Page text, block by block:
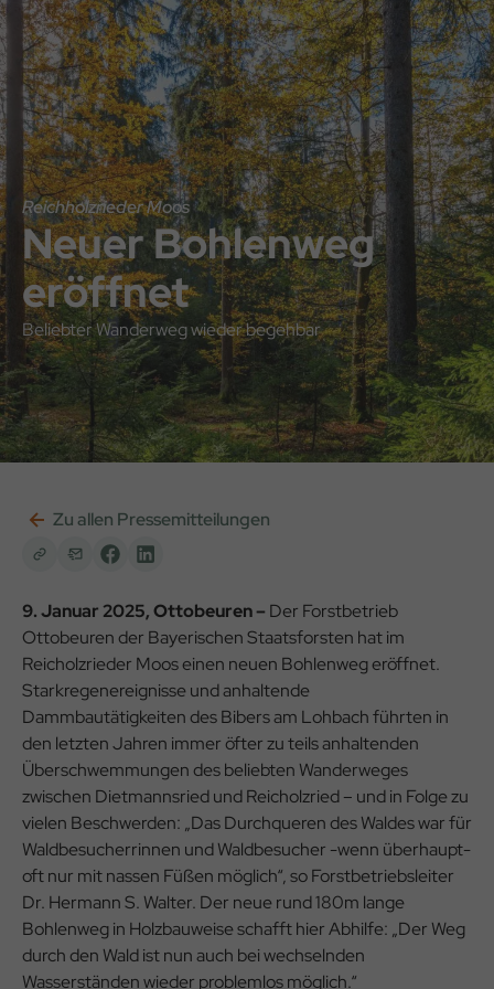
Direkt
zum
Inhalt
Direkt
zum
Footer
Hauptnavigation
Reichholzrieder Moos
Neuer Bohlenweg
eröffnet
Beliebter Wanderweg wieder begehbar
Zu allen Pressemitteilungen
9. Januar 2025, Ottobeuren – Der Forstbetrieb
Ottobeuren der Bayerischen Staatsforsten hat im
Reicholzrieder Moos einen neuen Bohlenweg eröffnet.
Starkregenereignisse und anhaltende
Dammbautätigkeiten des Bibers am Lohbach führten in
den letzten Jahren immer öfter zu teils anhaltenden
Überschwemmungen des beliebten Wanderweges
zwischen Dietmannsried und Reicholzried – und in Folge zu
vielen Beschwerden: „Das Durchqueren des Waldes war für
Waldbesucherrinnen und Waldbesucher -wenn überhaupt-
oft nur mit nassen Füßen möglich“, so Forstbetriebsleiter
Dr. Hermann S. Walter. Der neue rund 180m lange
Bohlenweg in Holzbauweise schafft hier Abhilfe: „Der Weg
durch den Wald ist nun auch bei wechselnden
Wasserständen wieder problemlos möglich.“